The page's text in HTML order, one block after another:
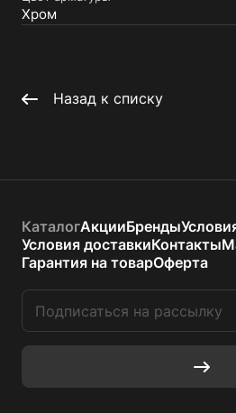
Хром
Назад к списку
КаталогАкцииБренды
Условия доставкиКонтакты
Гарантия на товарОферта